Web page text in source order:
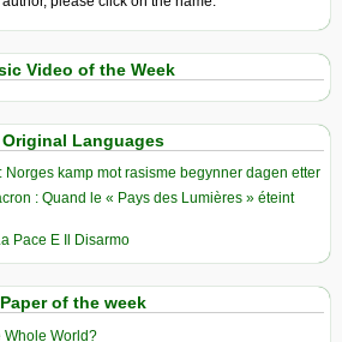
Video of the Week
Original Languages
Norges kamp mot rasisme begynner dagen etter
: Quand le « Pays des Lumières » éteint
Pace E Il Disarmo
Paper of the week
Whole World?